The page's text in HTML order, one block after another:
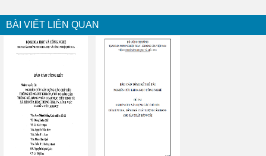
BÀI VIẾT LIÊN QUAN